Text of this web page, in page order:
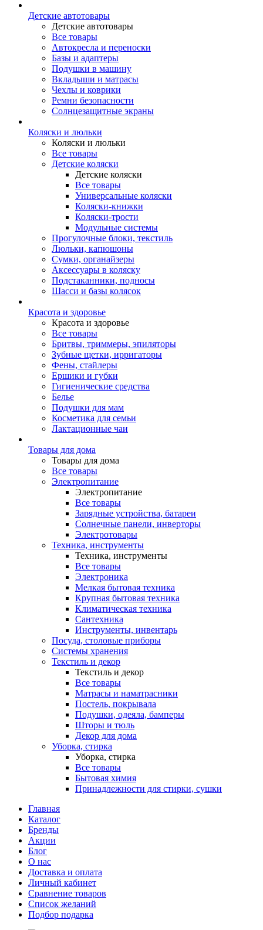
Детские автотовары
Детские автотовары
Все товары
Автокресла и переноски
Базы и адаптеры
Подушки в машину
Вкладыши и матрасы
Чехлы и коврики
Ремни безопасности
Солнцезащитные экраны
Коляски и люльки
Коляски и люльки
Все товары
Детские коляски
Детские коляски
Все товары
Универсальные коляски
Коляски-книжки
Коляски-трости
Модульные системы
Прогулочные блоки, текстиль
Люльки, капюшоны
Сумки, органайзеры
Аксессуары в коляску
Подстаканники, подносы
Шасси и базы колясок
Красота и здоровье
Красота и здоровье
Все товары
Бритвы, триммеры, эпиляторы
Зубные щетки, ирригаторы
Фены, стайлеры
Ершики и губки
Гигиенические средства
Белье
Подушки для мам
Косметика для семьи
Лактационные чаи
Товары для дома
Товары для дома
Все товары
Электропитание
Электропитание
Все товары
Зарядные устройства, батареи
Солнечные панели, инверторы
Электротовары
Техника, инструменты
Техника, инструменты
Все товары
Электроника
Мелкая бытовая техника
Крупная бытовая техника
Климатическая техника
Сантехника
Инструменты, инвентарь
Посуда, столовые приборы
Системы хранения
Текстиль и декор
Текстиль и декор
Все товары
Матрасы и наматрасники
Постель, покрывала
Подушки, одеяла, бамперы
Шторы и тюль
Декор для дома
Уборка, стирка
Уборка, стирка
Все товары
Бытовая химия
Принадлежности для стирки, сушки
Главная
Каталог
Бренды
Акции
Блог
О нас
Доставка и оплата
Личный кабинет
Сравнение товаров
Список желаний
Подбор подарка